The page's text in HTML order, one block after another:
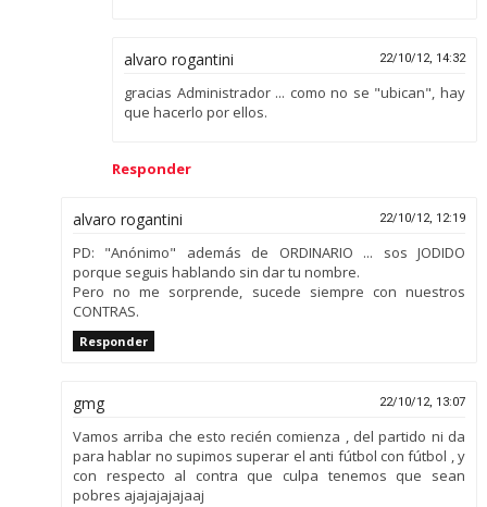
alvaro rogantini 22/10/12, 14:32
gracias Administrador ... como no se "ubican", hay
que hacerlo por ellos.
Responder
alvaro rogantini 22/10/12, 12:19
PD: "Anónimo" además de ORDINARIO ... sos JODIDO
porque seguis hablando sin dar tu nombre.
Pero no me sorprende, sucede siempre con nuestros
CONTRAS.
Responder
gmg 22/10/12, 13:07
Vamos arriba che esto recién comienza , del partido ni da
para hablar no supimos superar el anti fútbol con fútbol , y
con respecto al contra que culpa tenemos que sean
pobres ajajajajajaaj